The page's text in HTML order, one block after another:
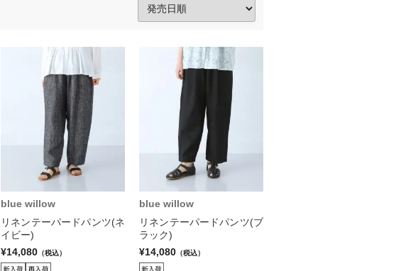
blue willow
リネンテーパードパンツ(ネ
イビー)
¥14,080 （税込）
blue willow
リネンテーパードパンツ(ブ
ラック)
¥14,080 （税込）